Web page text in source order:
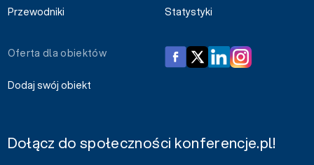
Przewodniki
Statystyki
Oferta dla obiektów
Dodaj swój obiekt
Dołącz do społeczności konferencje.pl!